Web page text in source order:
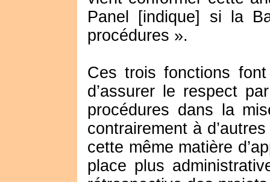
Panel [indique] si la
procédures ».
Ces trois fonctions
d’assurer le respect
procédures dans la
contrairement à
cette même matière
place plus